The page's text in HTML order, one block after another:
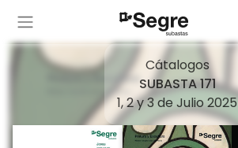
Cátalogos
SUBASTA 171
1, 2 y 3 de Julio 2025